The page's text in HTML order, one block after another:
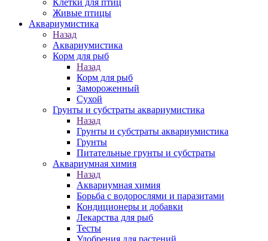
Клетки для птиц
Живые птицы
Аквариумистика
Назад
Аквариумистика
Корм для рыб
Назад
Корм для рыб
Замороженный
Сухой
Грунты и субстраты аквариумистика
Назад
Грунты и субстраты аквариумистика
Грунты
Питательные грунты и субстраты
Аквариумная химия
Назад
Аквариумная химия
Борьба с водорослями и паразитами
Кондиционеры и добавки
Лекарства для рыб
Тесты
Удобрения для растений